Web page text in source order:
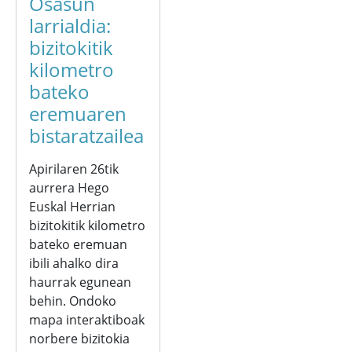
larrialdia:
bizitokitik
kilometro
bateko
eremuaren
bistaratzailea
Apirilaren 26tik
aurrera Hego
Euskal Herrian
bizitokitik kilometro
bateko eremuan
ibili ahalko dira
haurrak egunean
behin. Ondoko
mapa interaktiboak
norbere bizitokia